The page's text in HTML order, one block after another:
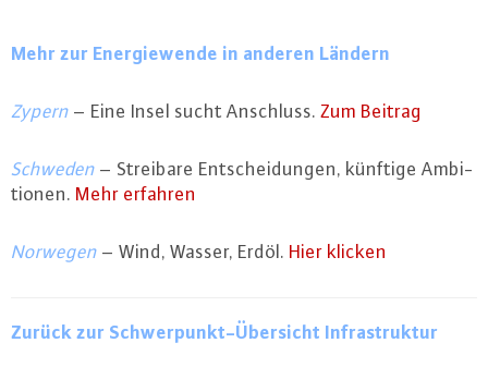
Mehr zur En­er­gie­wen­de in anderen Ländern
Zypern – Eine Insel sucht Anschluss. Zum Beitrag
Schweden – Streibare Ent­schei­dun­gen, künftige Am­bi­
tio­nen. Mehr erfahren
Norwegen – Wind, Wasser, Erdöl. Hier klicken
Zurück zur Schwer­punkt-Über­sicht In­fra­struk­tur